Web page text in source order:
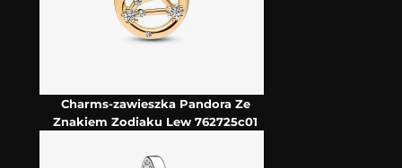
Charms-zawieszka Pandora Ze
Znakiem Zodiaku Lew 762725c01